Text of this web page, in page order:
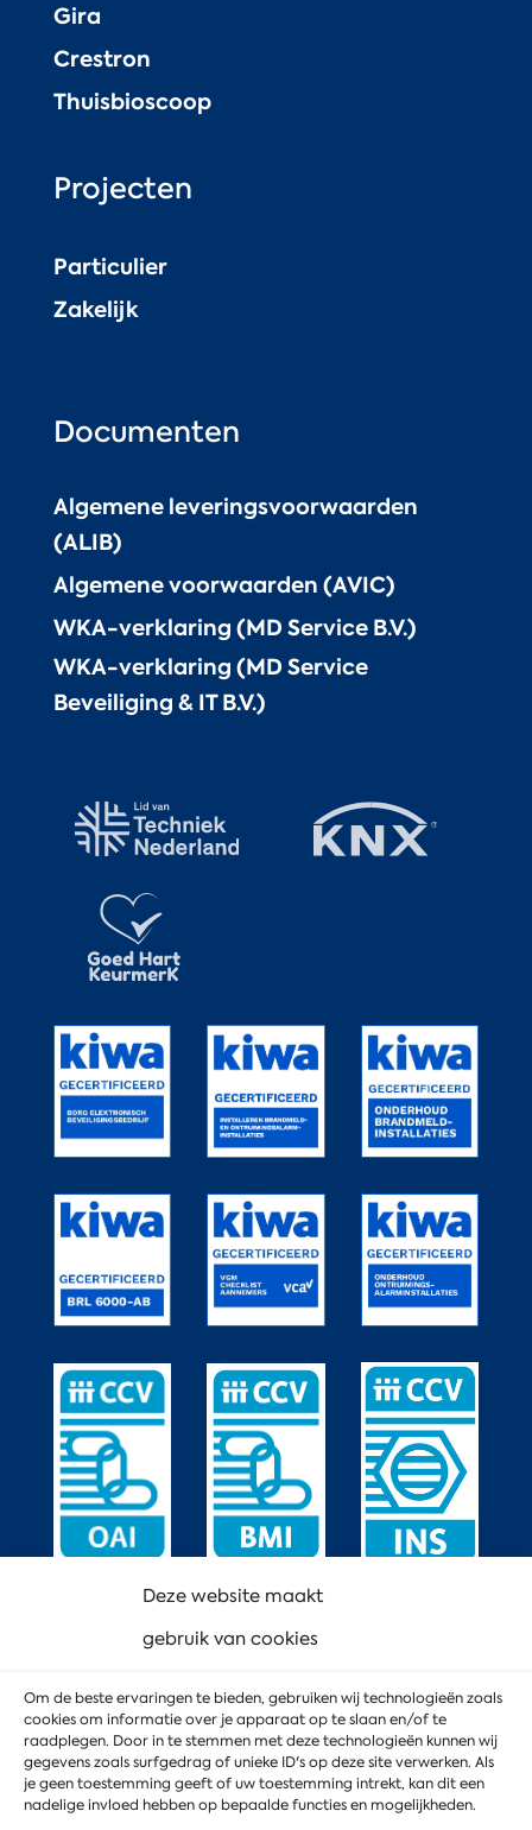
Deze website maakt
gebruik van cookies
Om de beste ervaringen te bieden, gebruiken wij technologieën zoals
cookies om informatie over je apparaat op te slaan en/of te
raadplegen. Door in te stemmen met deze technologieën kunnen wij
gegevens zoals surfgedrag of unieke ID's op deze site verwerken. Als
je geen toestemming geeft of uw toestemming intrekt, kan dit een
nadelige invloed hebben op bepaalde functies en mogelijkheden.
Gira
Crestron
Thuisbioscoop
Projecten
Particulier
Zakelijk
Documenten
Algemene leveringsvoorwaarden
(ALIB)
Algemene voorwaarden (AVIC)
WKA-verklaring (MD Service B.V.)
WKA-verklaring (MD Service
Beveiliging & IT B.V.)